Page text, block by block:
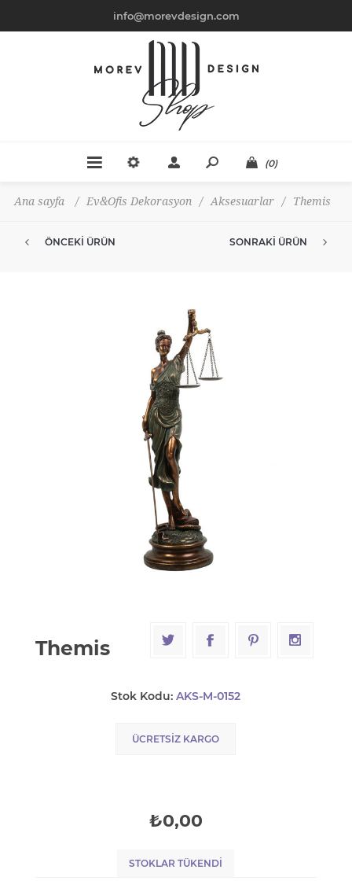
info@morevdesign.com
(0)
Ana sayfa / Ev&Ofis Dekorasyon / Aksesuarlar / Themis
ÖNCEKI ÜRÜN SONRAKI ÜRÜN
Themis
Stok Kodu: AKS-M-0152
ÜCRETSIZ KARGO
₺0,00
STOKLAR TÜKENDI